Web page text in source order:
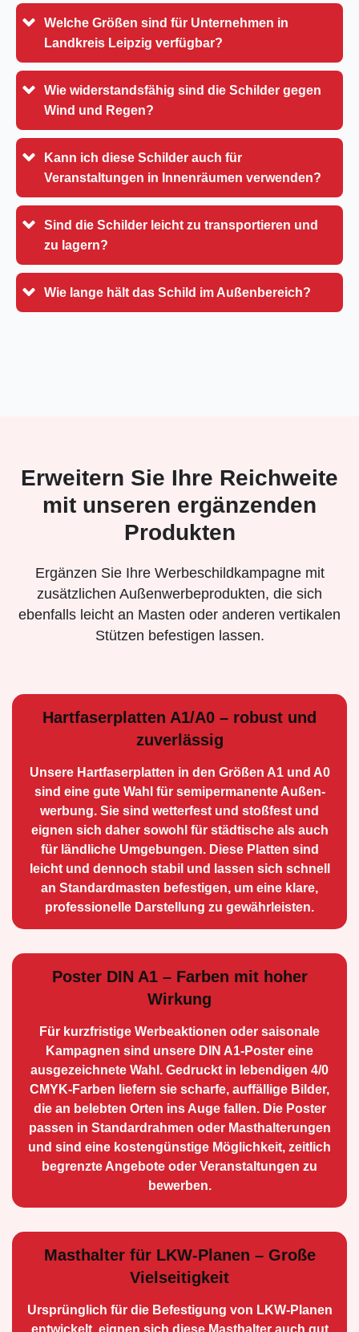
Welche Größen sind für Unternehmen in
Landkreis Leipzig verfügbar?
Wie widerstandsfähig sind die Schilder gegen
Wind und Regen?
Kann ich diese Schilder auch für
Veranstaltungen in Innenräumen verwenden?
Sind die Schilder leicht zu transportieren und
zu lagern?
Wie lange hält das Schild im Außenbereich?
Erweitern Sie Ihre Reichweite
mit unseren ergänzenden
Produkten
Ergänzen Sie Ihre Werbeschildkampagne mit
zusätzlichen Außenwerbeprodukten, die sich
ebenfalls leicht an Masten oder anderen vertikalen
Stützen befestigen lassen.
Hartfaserplatten A1/A0 – robust und
zuverlässig
Unsere Hartfaserplatten in den Größen A1 und A0
sind eine gute Wahl für semiperma­nente Außen­
werbung. Sie sind wetterfest und stoßfest und
eignen sich daher sowohl für städtische als auch
für ländliche Umge­bungen. Diese Platten sind
leicht und dennoch stabil und lassen sich schnell
an Standard­masten befestigen, um eine klare,
professionelle Darstellung zu gewährleisten.
Poster DIN A1 – Farben mit hoher
Wirkung
Für kurzfristige Werbe­aktionen oder saisonale
Kampagnen sind unsere DIN A1-Poster eine
ausge­zeichnete Wahl. Gedruckt in lebendigen 4/0
CMYK-Farben liefern sie scharfe, auffällige Bilder,
die an belebten Orten ins Auge fallen. Die Poster
passen in Standardrahmen oder Masthalterungen
und sind eine kostengünstige Möglichkeit, zeitlich
begrenzte Angebote oder Veranstaltungen zu
bewerben.
Masthalter für LKW-Planen – Große
Vielseitigkeit
Ursprünglich für die Be­festigung von LKW-Planen
entwickelt, eignen sich diese Masthalter auch gut